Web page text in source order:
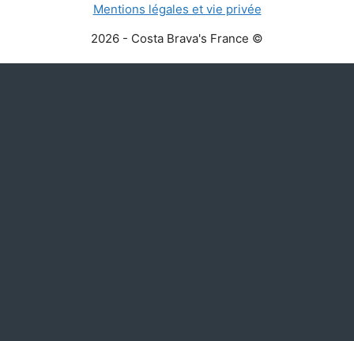
Mentions légales et vie privée
2026 - Costa Brava's France ©